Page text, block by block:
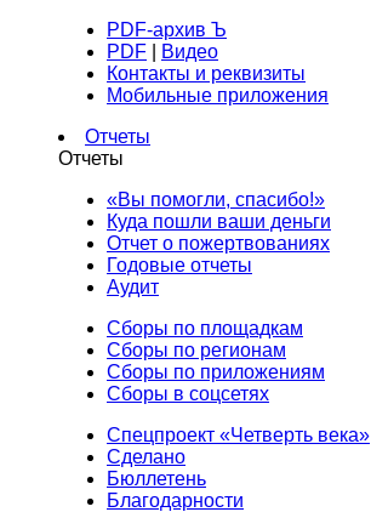
PDF-архив Ъ
PDF
Видео
Контакты и реквизиты
Мобильные приложения
Отчеты
Отчеты
«Вы помогли, спасибо!»
Куда пошли ваши деньги
Отчет о пожертвованиях
Годовые отчеты
Аудит
Сборы по площадкам
Сборы по регионам
Сборы по приложениям
Сборы в соцсетях
Спецпроект «Четверть века»
Сделано
Бюллетень
Благодарности